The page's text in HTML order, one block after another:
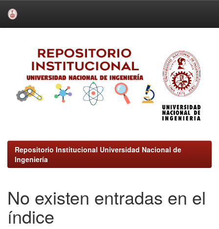
Repositorio Institucional Universidad Nacional de
Ingeniería
No existen entradas en el
índice